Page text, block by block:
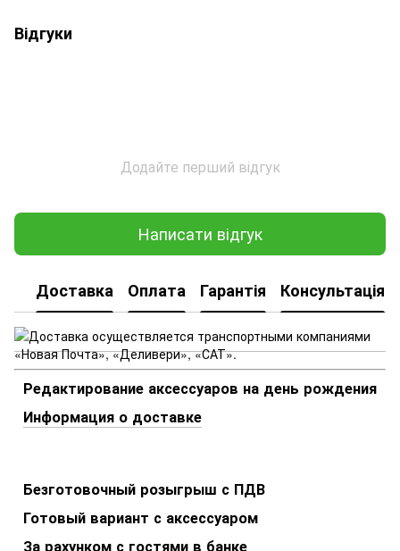
Відгуки
Додайте перший відгук
Написати відгук
Доставка Оплата Гарантія Консультація
Редактирование аксессуаров на день рождения
Информация о доставке
Безготовочный розыгрыш с ПДВ
Готовый вариант с аксессуаром
За рахунком с гостями в банке